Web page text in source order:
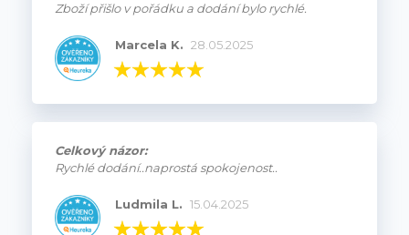
Zboží přišlo v pořádku a dodání bylo rychlé.
Marcela K. 28.05.2025
Celkový názor:
Rychlé dodání..naprostá spokojenost..
Ludmila L. 15.04.2025